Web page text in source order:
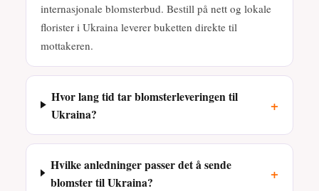
internasjonale blomsterbud. Bestill på nett og lokale
florister i Ukraina leverer buketten direkte til
mottakeren.
Hvor lang tid tar blomsterleveringen til
Ukraina?
+
Hvilke anledninger passer det å sende
blomster til Ukraina?
+